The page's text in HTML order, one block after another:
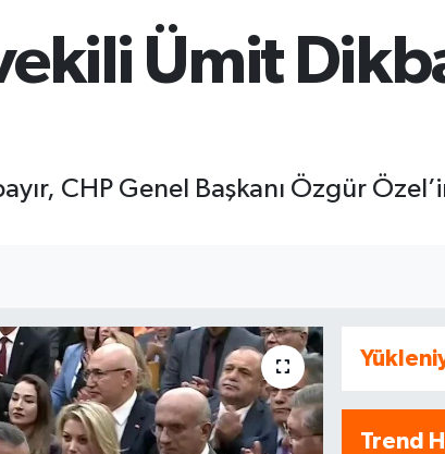
Ümit
CHP Genel Başkanı Özgür
Trend